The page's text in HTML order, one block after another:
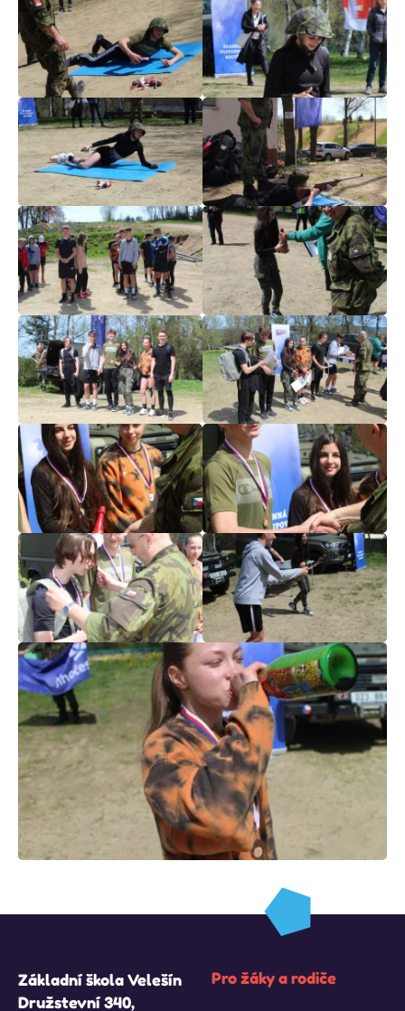
Základní škola Velešín
Družstevní 340,
Pro žáky a rodiče